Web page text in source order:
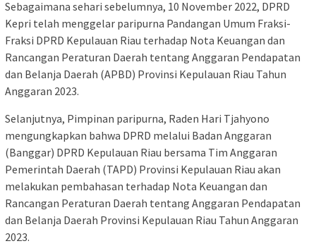
Sebagaimana sehari sebelumnya, 10 November 2022, DPRD
Kepri telah menggelar paripurna Pandangan Umum Fraksi-
Fraksi DPRD Kepulauan Riau terhadap Nota Keuangan dan
Rancangan Peraturan Daerah tentang Anggaran Pendapatan
dan Belanja Daerah (APBD) Provinsi Kepulauan Riau Tahun
Anggaran 2023.
Selanjutnya, Pimpinan paripurna, Raden Hari Tjahyono
mengungkapkan bahwa DPRD melalui Badan Anggaran
(Banggar) DPRD Kepulauan Riau bersama Tim Anggaran
Pemerintah Daerah (TAPD) Provinsi Kepulauan Riau akan
melakukan pembahasan terhadap Nota Keuangan dan
Rancangan Peraturan Daerah tentang Anggaran Pendapatan
dan Belanja Daerah Provinsi Kepulauan Riau Tahun Anggaran
2023.